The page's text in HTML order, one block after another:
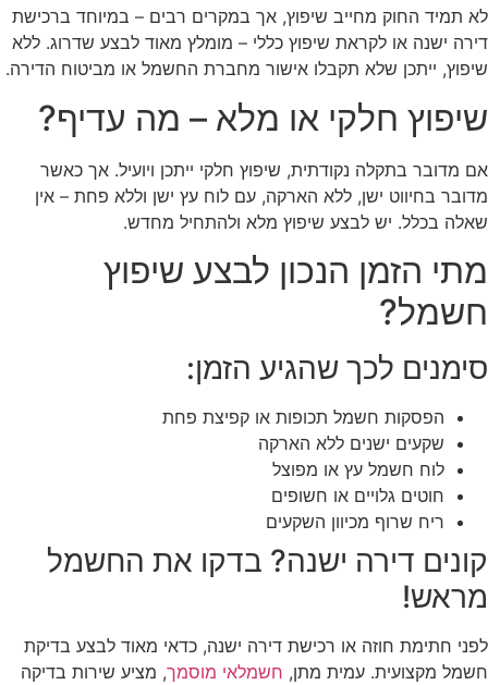
לא תמיד החוק מחייב שיפוץ, אך במקרים רבים – במיוחד ברכישת
דירה ישנה או לקראת שיפוץ כללי – מומלץ מאוד לבצע שדרוג. ללא
שיפוץ, ייתכן שלא תקבלו אישור מחברת החשמל או מביטוח הדירה.
שיפוץ חלקי או מלא – מה עדיף?
אם מדובר בתקלה נקודתית, שיפוץ חלקי ייתכן ויועיל. אך כאשר
מדובר בחיווט ישן, ללא הארקה, עם לוח עץ ישן וללא פחת – אין
שאלה בכלל. יש לבצע שיפוץ מלא ולהתחיל מחדש.
מתי הזמן הנכון לבצע שיפוץ
חשמל?
סימנים לכך שהגיע הזמן:
הפסקות חשמל תכופות או קפיצת פחת
שקעים ישנים ללא הארקה
לוח חשמל עץ או מפוצל
חוטים גלויים או חשופים
ריח שרוף מכיוון השקעים
קונים דירה ישנה? בדקו את החשמל
מראש!
לפני חתימת חוזה או רכישת דירה ישנה, כדאי מאוד לבצע בדיקת
חשמל מקצועית. עמית מתן, חשמלאי מוסמך, מציע שירות בדיקה